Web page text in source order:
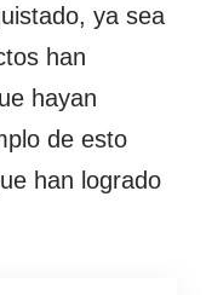
ya sea
han
hayan
de esto
han logrado